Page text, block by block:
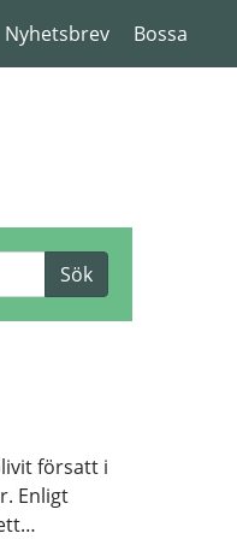
Nyhetsbrev Bossa
försatt i
Enligt